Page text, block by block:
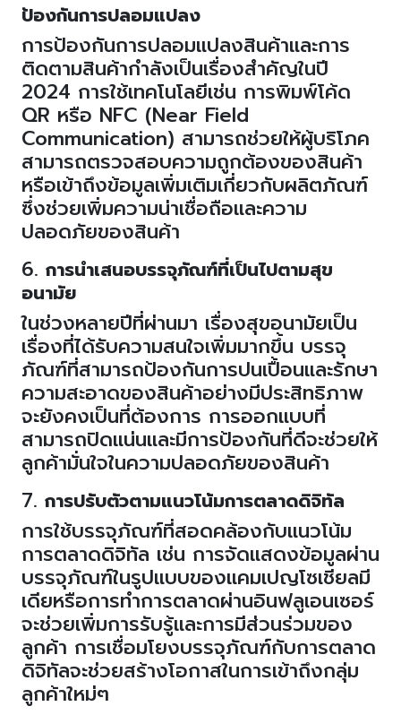
ป้องกันการปลอมแปลง
การป้องกันการปลอมแปลงสินค้าและการ
ติดตามสินค้ากำลังเป็นเรื่องสำคัญในปี
2024 การใช้เทคโนโลยีเช่น การพิมพ์โค้ด
QR หรือ NFC (Near Field
Communication) สามารถช่วยให้ผู้บริโภค
สามารถตรวจสอบความถูกต้องของสินค้า
หรือเข้าถึงข้อมูลเพิ่มเติมเกี่ยวกับผลิตภัณฑ์
ซึ่งช่วยเพิ่มความน่าเชื่อถือและความ
ปลอดภัยของสินค้า
6. การนำเสนอบรรจุภัณฑ์ที่เป็นไปตามสุข
อนามัย
ในช่วงหลายปีที่ผ่านมา เรื่องสุขอนามัยเป็น
เรื่องที่ได้รับความสนใจเพิ่มมากขึ้น บรรจุ
ภัณฑ์ที่สามารถป้องกันการปนเปื้อนและรักษา
ความสะอาดของสินค้าอย่างมีประสิทธิภาพ
จะยังคงเป็นที่ต้องการ การออกแบบที่
สามารถปิดแน่นและมีการป้องกันที่ดีจะช่วยให้
ลูกค้ามั่นใจในความปลอดภัยของสินค้า
7. การปรับตัวตามแนวโน้มการตลาดดิจิทัล
การใช้บรรจุภัณฑ์ที่สอดคล้องกับแนวโน้ม
การตลาดดิจิทัล เช่น การจัดแสดงข้อมูลผ่าน
บรรจุภัณฑ์ในรูปแบบของแคมเปญโซเชียลมี
เดียหรือการทำการตลาดผ่านอินฟลูเอนเซอร์
จะช่วยเพิ่มการรับรู้และการมีส่วนร่วมของ
ลูกค้า การเชื่อมโยงบรรจุภัณฑ์กับการตลาด
ดิจิทัลจะช่วยสร้างโอกาสในการเข้าถึงกลุ่ม
ลูกค้าใหม่ๆ